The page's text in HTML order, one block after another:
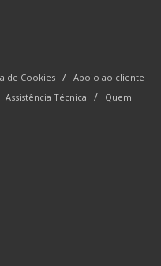
de Cookies / Apoio ao cliente
Assistência Técnica /
Quem